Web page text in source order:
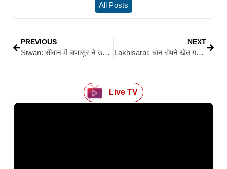
All Posts
PREVIOUS
Siwan: सीवान में बाणासुर ने उषा की पूजा के लिए की थी शिवलिंग की स्थापना, द्वापरयुगीन है सोहगरा शिवधाम
NEXT
Lakhisarai: धान रोपने खेत गया था मनीष: आकाशीय बिजली ने ली महादलित मजदूर की जान, तीन छोटे बच्चों के सिर से उठा पिता का साया
Live TV